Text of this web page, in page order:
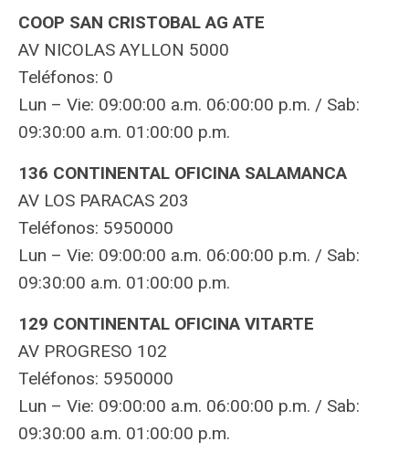
COOP SAN CRISTOBAL AG ATE
AV NICOLAS AYLLON 5000
Teléfonos: 0
Lun – Vie: 09:00:00 a.m. 06:00:00 p.m. / Sab:
09:30:00 a.m. 01:00:00 p.m.
136 CONTINENTAL OFICINA SALAMANCA
AV LOS PARACAS 203
Teléfonos: 5950000
Lun – Vie: 09:00:00 a.m. 06:00:00 p.m. / Sab:
09:30:00 a.m. 01:00:00 p.m.
129 CONTINENTAL OFICINA VITARTE
AV PROGRESO 102
Teléfonos: 5950000
Lun – Vie: 09:00:00 a.m. 06:00:00 p.m. / Sab:
09:30:00 a.m. 01:00:00 p.m.